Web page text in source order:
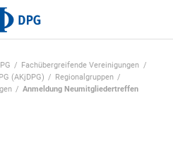
Fachübergreifende Vereinigungen
(AKjDPG)
Regionalgruppen
Anmeldung Neumitgliedertreffen